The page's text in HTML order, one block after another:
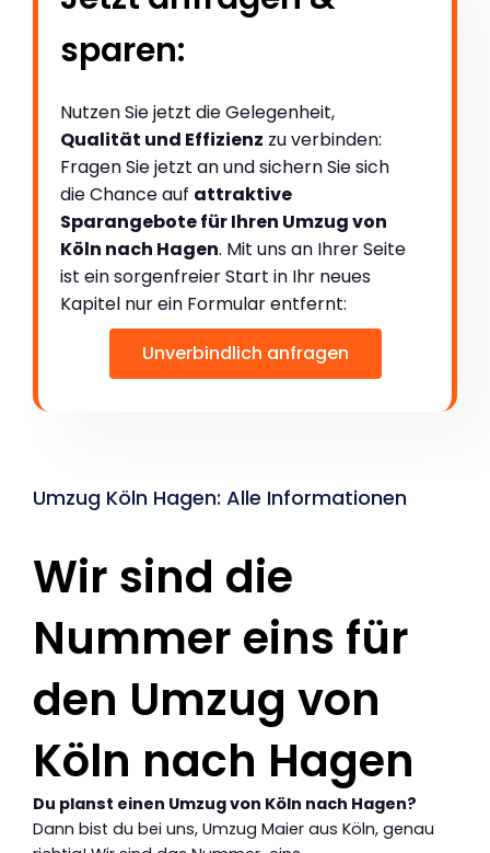
sparen:
Nutzen Sie jetzt die Gelegenheit,
Qualität und Effizienz zu verbinden:
Fragen Sie jetzt an und sichern Sie sich
die Chance auf attraktive
Sparangebote für Ihren Umzug von
Köln nach Hagen. Mit uns an Ihrer Seite
ist ein sorgenfreier Start in Ihr neues
Kapitel nur ein Formular entfernt:
Unverbindlich anfragen
Umzug Köln Hagen: Alle Informationen
Wir sind die
Nummer eins für
den Umzug von
Köln nach Hagen
Du planst einen Umzug von Köln nach Hagen?
Dann bist du bei uns, Umzug Maier aus Köln, genau